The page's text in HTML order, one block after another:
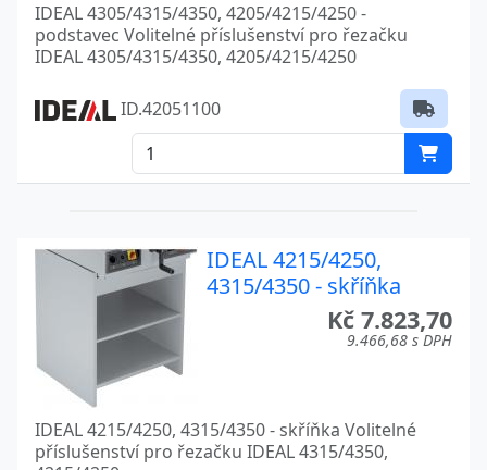
IDEAL 4305/4315/4350, 4205/4215/4250 -
podstavec Volitelné příslušenství pro řezačku
IDEAL 4305/4315/4350, 4205/4215/4250
ID.42051100
IDEAL 4215/4250,
4315/4350 - skříňka
Kč 7.823,70
9.466,68 s DPH
IDEAL 4215/4250, 4315/4350 - skříňka Volitelné
příslušenství pro řezačku IDEAL 4315/4350,